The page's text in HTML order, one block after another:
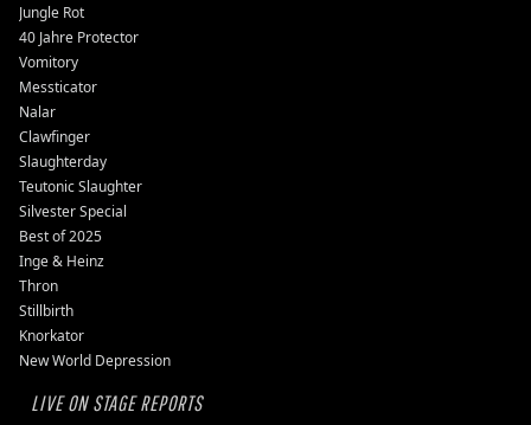
Jungle Rot
40 Jahre Protector
Vomitory
Messticator
Nalar
Clawfinger
Slaughterday
Teutonic Slaughter
Silvester Special
Best of 2025
Inge & Heinz
Thron
Stillbirth
Knorkator
New World Depression
LIVE ON STAGE REPORTS